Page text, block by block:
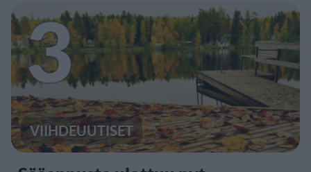
3
VIIHDEUUTISET